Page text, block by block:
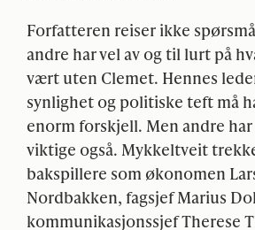
Forfatteren reiser ikke
andre har vel av og til lurt på
vært uten Clemet. Hennes
synlighet og politiske teft må
enorm forskjell. Men andre
viktige også. Mykkeltveit
bakspillere som økonomen
Nordbakken, fagsjef Marius
kommunikasjonssjef Therese